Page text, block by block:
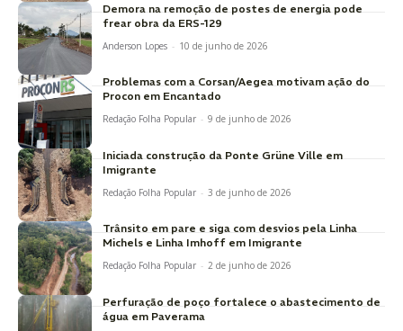
Demora na remoção de postes de energia pode
frear obra da ERS-129
Anderson Lopes - 10 de junho de 2026
Problemas com a Corsan/Aegea motivam ação do
Procon em Encantado
Redação Folha Popular - 9 de junho de 2026
Iniciada construção da Ponte Grüne Ville em
Imigrante
Redação Folha Popular - 3 de junho de 2026
Trânsito em pare e siga com desvios pela Linha
Michels e Linha Imhoff em Imigrante
Redação Folha Popular - 2 de junho de 2026
Perfuração de poço fortalece o abastecimento de
água em Paverama